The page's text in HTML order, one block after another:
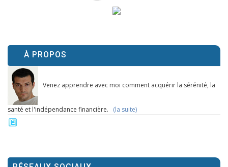
À PROPOS
Venez apprendre avec moi comment acquérir la sérénité, la
santé et l'indépendance financière. (la suite)